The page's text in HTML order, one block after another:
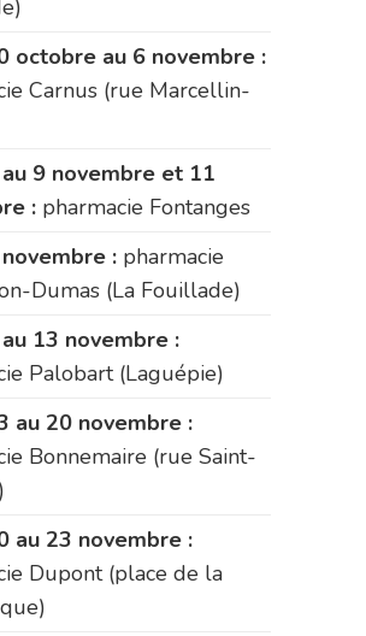
octobre au 6 novembre :
Carnus (rue Marcellin-
9 novembre et 11
: pharmacie Fontanges
: pharmacie
Dumas (La Fouillade)
13 novembre :
Palobart (Laguépie)
au 20 novembre :
Bonnemaire (rue Saint-
au 23 novembre :
Dupont (place de la